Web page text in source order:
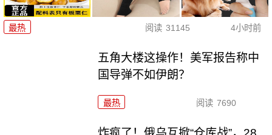
最热 阅读 31145 4小时前
五角大楼这操作！美军报告称中
国导弹不如伊朗？
最热 阅读 7690